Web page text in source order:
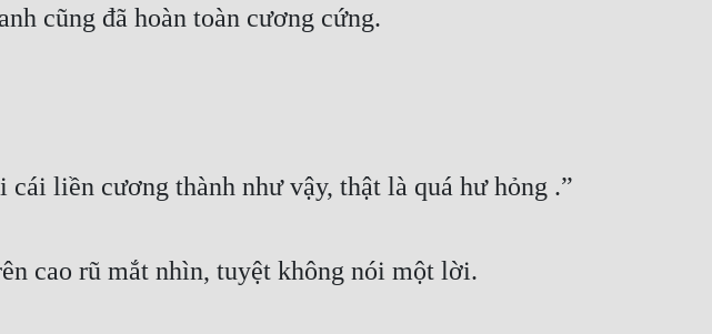
cũng đã hoàn toàn cương cứng.
liền cương thành như vậy, thật là quá hư hỏng .”
cao rũ mắt nhìn, tuyệt không nói một lời.